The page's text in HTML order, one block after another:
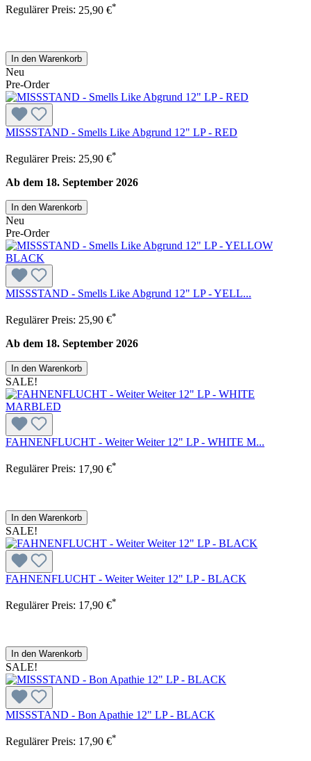
Regulärer Preis: 25,90 €*
In den Warenkorb
Neu
Pre-Order
MISSSTAND - Smells Like Abgrund 12" LP - RED
Regulärer Preis: 25,90 €*
Ab dem 18. September 2026
In den Warenkorb
Neu
Pre-Order
MISSSTAND - Smells Like Abgrund 12" LP - YELL...
Regulärer Preis: 25,90 €*
Ab dem 18. September 2026
In den Warenkorb
SALE!
FAHNENFLUCHT - Weiter Weiter 12" LP - WHITE M...
Regulärer Preis: 17,90 €*
In den Warenkorb
SALE!
FAHNENFLUCHT - Weiter Weiter 12" LP - BLACK
Regulärer Preis: 17,90 €*
In den Warenkorb
SALE!
MISSSTAND - Bon Apathie 12" LP - BLACK
Regulärer Preis: 17,90 €*